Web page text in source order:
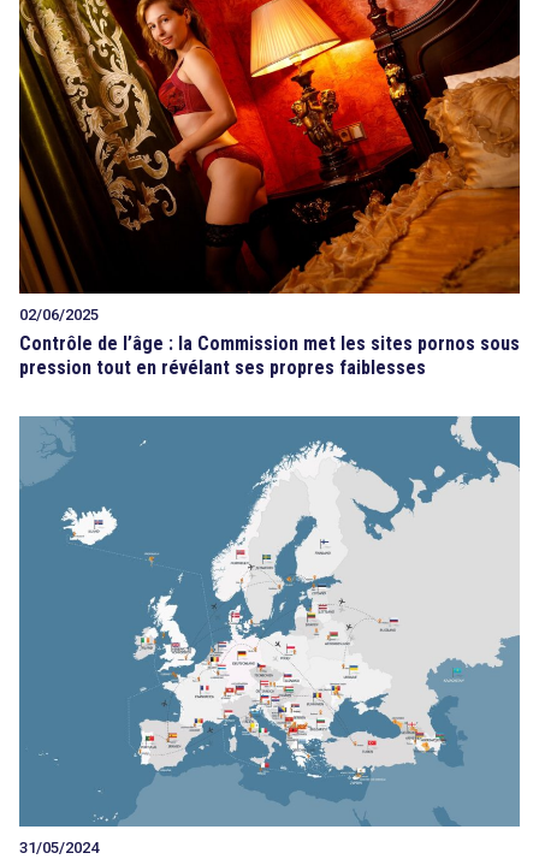
02/06/2025
Contrôle de l’âge : la Commission met les sites pornos sous
pression tout en révélant ses propres faiblesses
31/05/2024